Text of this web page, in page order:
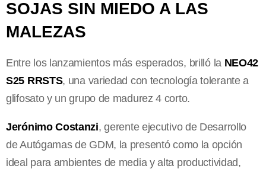
SOJAS SIN MIEDO A LAS
MALEZAS
Entre los lanzamientos más esperados, brilló la NEO42
S25 RRSTS, una variedad con tecnología tolerante a
glifosato y un grupo de madurez 4 corto.
Jerónimo Costanzi, gerente ejecutivo de Desarrollo
de Autógamas de GDM, la presentó como la opción
ideal para ambientes de media y alta productividad,